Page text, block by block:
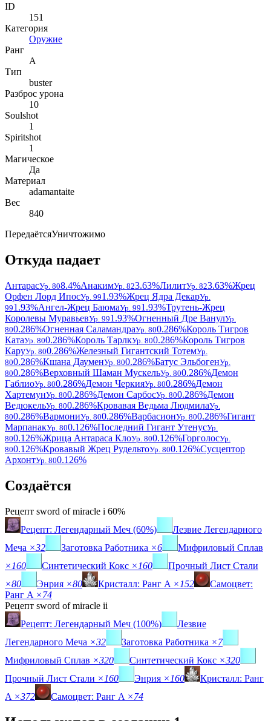
ID
151
Категория
Оружие
Ранг
A
Тип
buster
Разброс урона
10
Soulshot
1
Spiritshot
1
Магическое
Да
Материал
adamantaite
Вес
840
ПередаётсяУничтожимо
Откуда падает
АнтарасУр. 808.4%АнакимУр. 823.63%ЛилитУр. 823.63%Жрец
Орфен Лорд ИпосУр. 991.93%Жрец Ядра ДекарУр.
991.93%Ангел-Жрец БаюмаУр. 991.93%Трутень-Жрец
Королевы МуравьевУр. 991.93%Огненный Дре ВанулУр.
800.286%Огненная СаламандраУр. 800.286%Король Тигров
КатаУр. 800.286%Король ТарлкУр. 800.286%Король Тигров
КаруУр. 800.286%Железный Гигантский ТотемУр.
800.286%Кшана ДауменУр. 800.286%Батус ЭльбогенУр.
800.286%Верховный Шаман МускельУр. 800.286%Демон
ГаблиоУр. 800.286%Демон ЧеркияУр. 800.286%Демон
ХартемунУр. 800.286%Демон СарбосУр. 800.286%Демон
ВедюкельУр. 800.286%Кровавая Ведьма ЛюдмилаУр.
800.286%ВармониУр. 800.286%ВарбасионУр. 800.286%Гигант
МарпанакУр. 800.126%Последний Гигант УтенусУр.
800.126%Жрица Антараса КлоУр. 800.126%ГорголосУр.
800.126%Кровавый Жрец РудельтоУр. 800.126%Сусцептор
АрхонтУр. 800.126%
Создаётся
Рецепт sword of miracle i 60%
Рецепт: Легендарный Меч (60%)
Лезвие Легендарного
Меча ×32 Заготовка Работника ×6
Мифриловый Сплав
×160
Синтетический Кокс ×160
Прочный Лист Стали
×80
Энрия ×80 Кристалл: Ранг A ×152
Самоцвет:
Ранг A ×74
Рецепт sword of miracle ii
Рецепт: Легендарный Меч (100%)
Лезвие
Легендарного Меча ×32 Заготовка Работника ×7
Мифриловый Сплав ×320 Синтетический Кокс ×320
Прочный Лист Стали ×160 Энрия ×160
Кристалл: Ранг
A ×372 Самоцвет: Ранг A ×74